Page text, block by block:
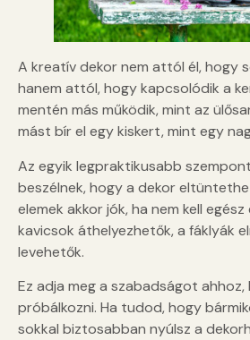
A kreatív dekor nem attól él, hogy
hanem attól, hogy kapcsolódik a
mentén más működik, mint az
mást bír el egy kiskert, mint egy
Az egyik legpraktikusabb
beszélnek, hogy a dekor
elemek akkor jók, ha nem kell
kavicsok áthelyezhetők, a fáklyák
levehetők.
Ez adja meg a szabadságot ahhoz,
próbálkozni. Ha tudod, hogy
sokkal biztosabban nyúlsz a